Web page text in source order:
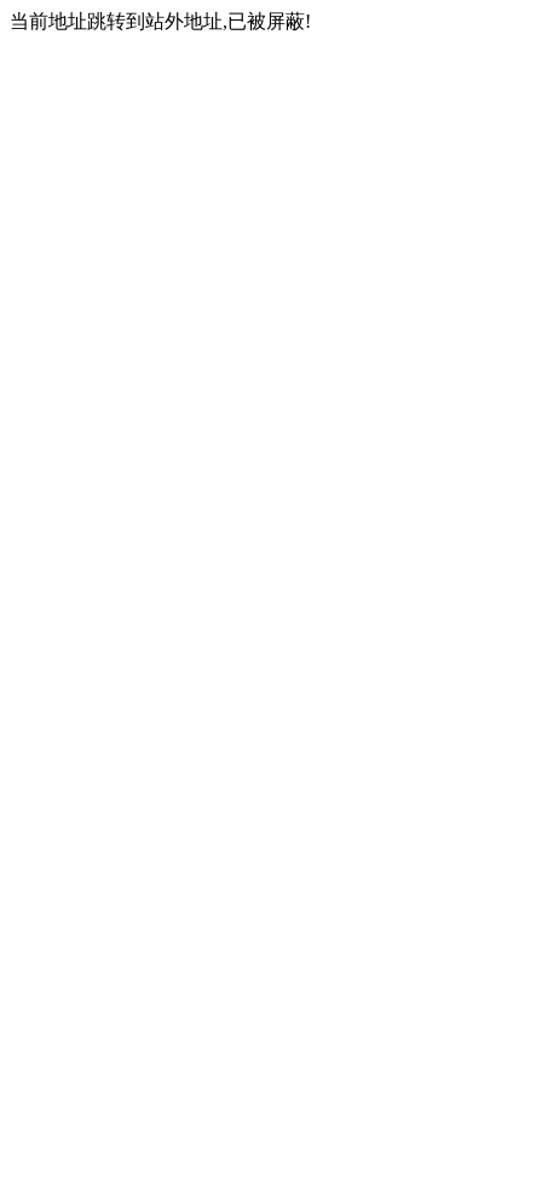
当前地址跳转到站外地址,已被屏蔽!